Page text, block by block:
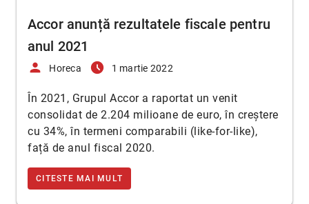
Accor anunță rezultatele fiscale pentru
anul 2021
person Horeca access_time_filled 1 martie 2022
În 2021, Grupul Accor a raportat un venit
consolidat de 2.204 milioane de euro, în creștere
cu 34%, în termeni comparabili (like-for-like),
față de anul fiscal 2020.
CITESTE MAI MULT